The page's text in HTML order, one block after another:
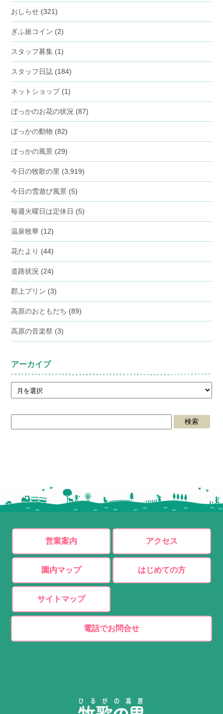
おしらせ (321)
ぎふ旅コイン (2)
スタッフ募集 (1)
スタッフ日誌 (184)
ネットショップ (1)
ぼっかのお花の状況 (87)
ぼっかの動物 (82)
ぼっかの風景 (29)
今日の牧歌の里 (3,919)
今日の雪遊び風景 (5)
毎週火曜日は定休日 (5)
温泉牧華 (12)
花たより (44)
道路状況 (24)
郡上プリン (3)
高原のおともだち (89)
高原の音楽祭 (3)
アーカイブ
営業案内 アクセス
園内マップ はじめての方
サイトマップ
電話でお問合せ